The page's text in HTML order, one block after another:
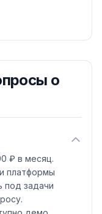
о
₽ в месяц.
платформы
под задачи